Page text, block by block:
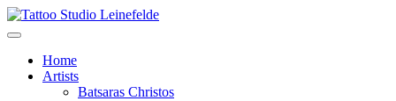
Home
Artists
Batsaras Christos